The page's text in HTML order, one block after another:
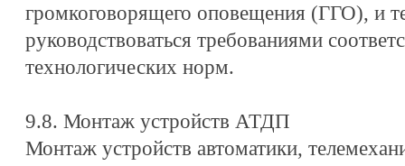
громкоговорящего оповещения (ГГО), и
руководствоваться требованиями
технологических норм.
9.8. Монтаж устройств АТДП
Монтаж устройств автоматики,